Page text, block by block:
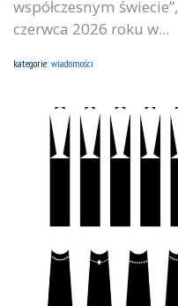
współczesnym
czerwca 2026 roku w...
kategorie: wiadomości